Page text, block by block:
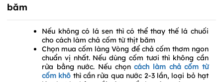
băm
Nếu không có lá sen thì có thể thay thế lá chuối
cho cách làm chả cốm từ thịt băm
Chọn mua cốm làng Vòng để chả cốm thơm ngon
chuẩn vị nhất. Nếu dùng cốm tươi thì không cần
rửa bằng nước. Nếu chọncách làm chả cốm từ
cốm khô thì cần rửa qua nước 2-3 lần, loại bỏ hạt